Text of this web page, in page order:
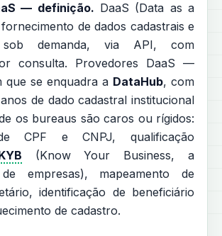
— definição. DaaS (Data as a
de dados cadastrais e
sob demanda, via API, com
consulta. Provedores DaaS —
que se enquadra a DataHub, com
de dado cadastral institucional
os bureaus são caros ou rígidos:
CPF e CNPJ, qualificação
(Know Your Business, a
empresas), mapeamento de
identificação de beneficiário
de cadastro.